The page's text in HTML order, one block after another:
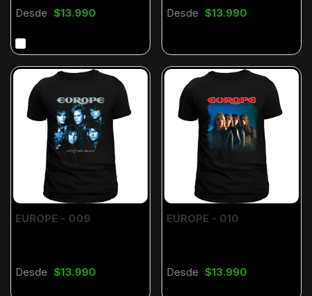
Desde $13.990 Desde $13.990
EUROPE - 009
Desde $13.990
EUROPE - 010
Desde $13.990